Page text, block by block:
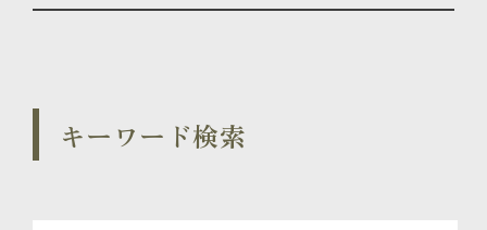
キーワード検索